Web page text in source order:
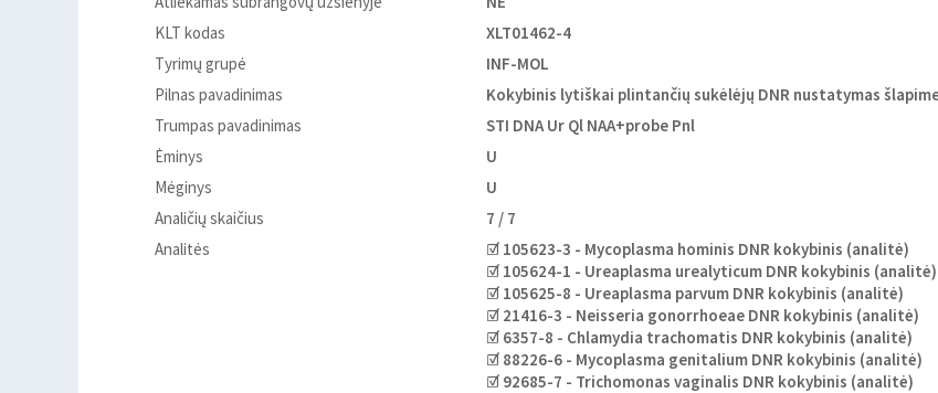
KLT kodas
XLT01462-4
Tyrimų grupė
INF-MOL
Pilnas pavadinimas
Kokybinis lytiškai plintančių sukėlėjų DNR nustatymas
Trumpas pavadinimas
STI DNA Ur Ql NAA+probe Pnl
Ėminys
U
Mėginys
U
Analičių skaičius
7 / 7
Analitės
☑ 105623-3 - Mycoplasma hominis DNR kokybinis (analitė)
☑ 105624-1 - Ureaplasma urealyticum DNR kokybinis (analitė)
☑ 105625-8 - Ureaplasma parvum DNR kokybinis (analitė)
☑ 21416-3 - Neisseria gonorrhoeae DNR kokybinis (analitė)
☑ 6357-8 - Chlamydia trachomatis DNR kokybinis (analitė)
☑ 88226-6 - Mycoplasma genitalium DNR kokybinis (analitė)
☑ 92685-7 - Trichomonas vaginalis DNR kokybinis (analitė)